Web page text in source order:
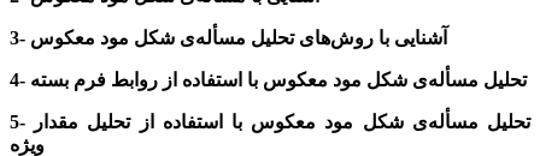
3- آشنایی با روش‌های تحلیل مسأله‌ی شکل مود معکوس
4- تحلیل مسأله‌ی شکل مود معکوس با استفاده از روابط فرم بسته
5- تحلیل مسأله‌ی شکل مود معکوس با استفاده از تحلیل مقدار
ویژه